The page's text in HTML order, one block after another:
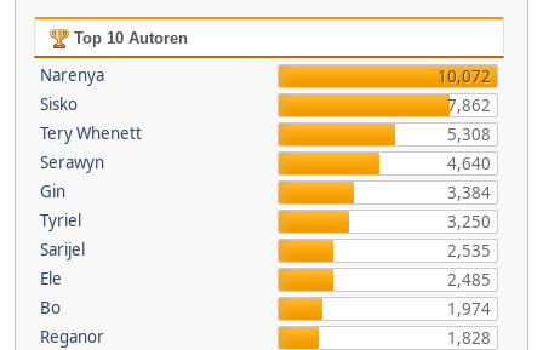
Top 10 Autoren
Narenya
10,072
Sisko
7,862
Tery Whenett
5,308
Serawyn
4,640
Gin
3,384
Tyriel
3,250
Sarijel
2,535
Ele
2,485
Bo
1,974
Reganor
1,828